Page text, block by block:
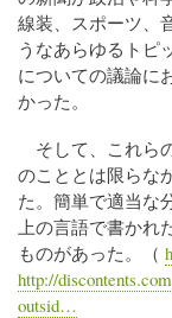
線装、スポーツ、
うなあらゆるトピ
についての議論に
かった。
そして、これら
のこととは限らな
た。簡単で適当な
上の言語で書かれ
ものがあった。（
http://
outsid…